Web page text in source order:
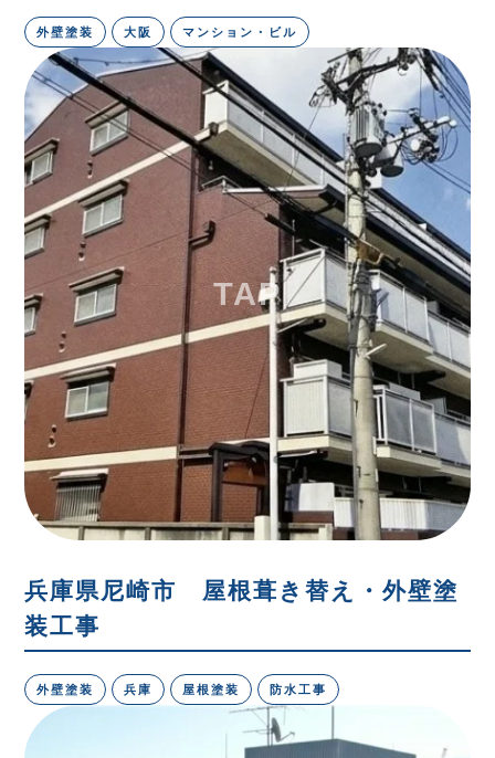
外壁塗装 大阪 マンション・ビル
兵庫県尼崎市 屋根葺き替え・外壁塗
装工事
外壁塗装 兵庫 屋根塗装 防水工事